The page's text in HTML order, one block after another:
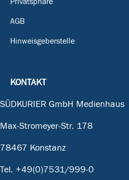
AGB
Hinweisgeberstelle
KONTAKT
SÜDKURIER GmbH Medienhaus
Max-Stromeyer-Str. 178
78467 Konstanz
Tel. +49(0)7531/999-0